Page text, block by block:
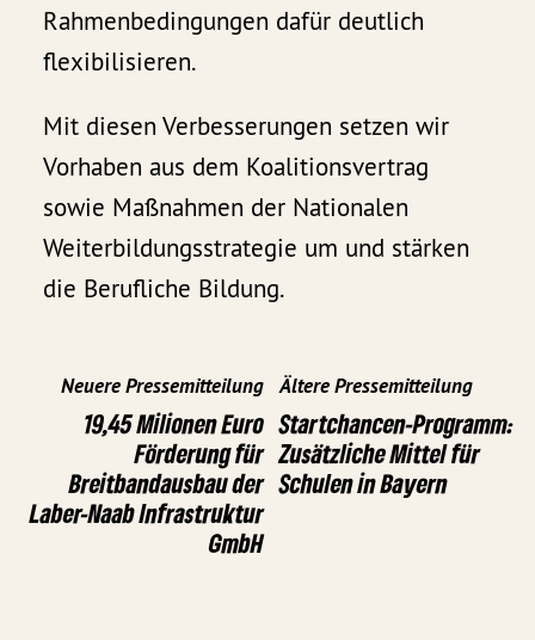
Rahmenbedingungen dafür deutlich
flexibilisieren.
Mit diesen Verbesserungen setzen wir
Vorhaben aus dem Koalitionsvertrag
sowie Maßnahmen der Nationalen
Weiterbildungsstrategie um und stärken
die Berufliche Bildung.
Neuere Pressemitteilung
19,45 Milionen Euro
Förderung für
Breitbandausbau der
Laber-Naab Infrastruktur
GmbH
Ältere Pressemitteilung
Startchancen-Programm:
Zusätzliche Mittel für
Schulen in Bayern